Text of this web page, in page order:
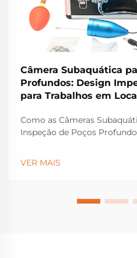
Câmera Subaquática
Profundos: Design
para Trabalhos em
Como as Câmeras
Inspeção de Poços
VER MAIS